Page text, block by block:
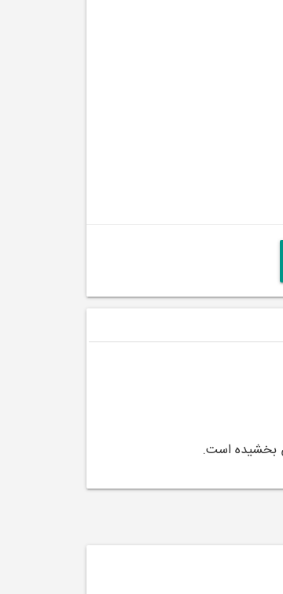
بخشیده است.